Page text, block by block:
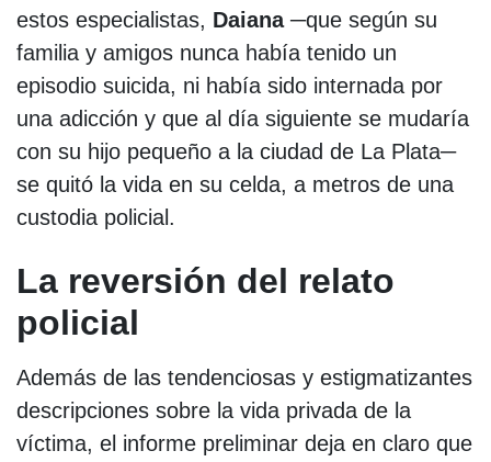
estos especialistas, Daiana─que según su
familia y amigos nunca había tenido un
episodio suicida, ni había sido internada por
una adicción y que al día siguiente se mudaría
con su hijo pequeño a la ciudad de La Plata─
se quitó la vida en su celda, a metros de una
custodia policial.
La reversión del relato
policial
Además de las tendenciosas y estigmatizantes
descripciones sobre la vida privada de la
víctima, el informe preliminar deja en claro que